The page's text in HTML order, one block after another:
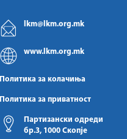
lkm@lkm.org.mk
www.lkm.org.mk
Политика за колачиња
Политика за приватност
Партизански одреди
бр.3, 1000 Скопје